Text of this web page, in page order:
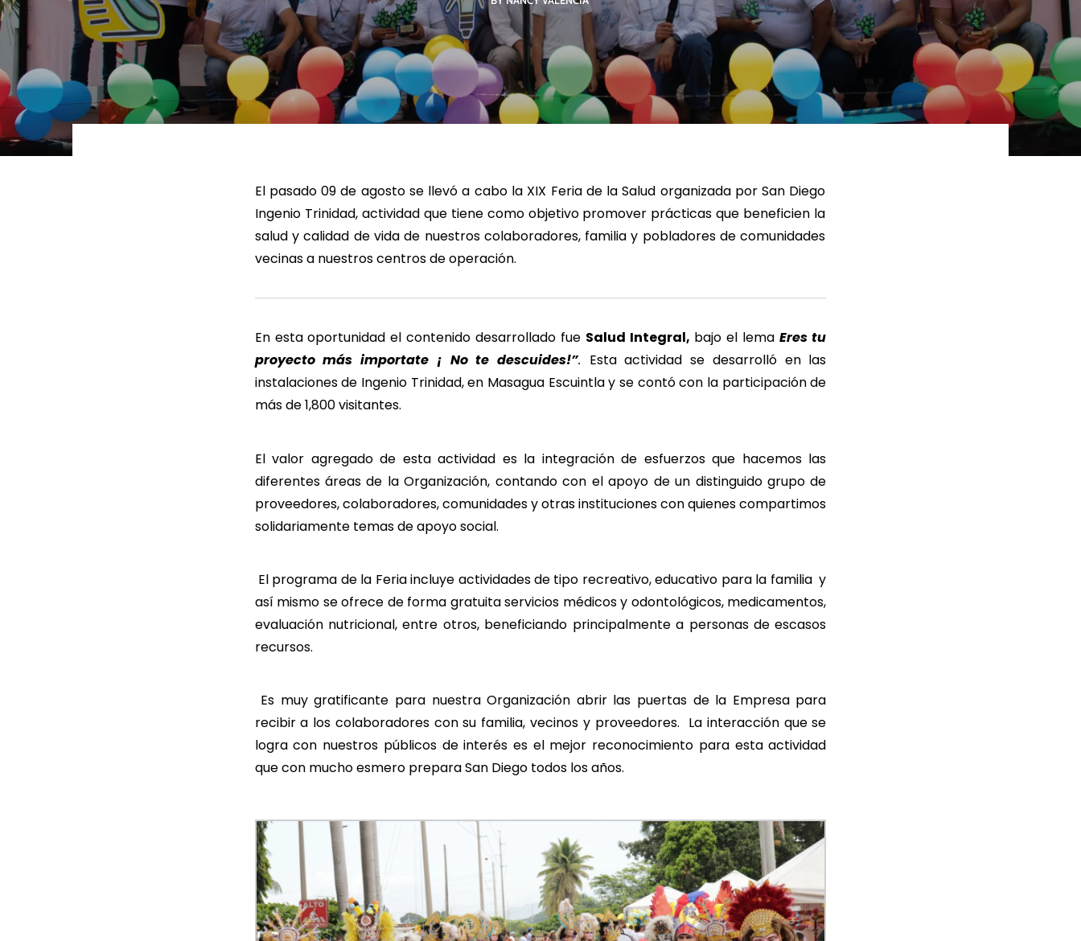
LEER MÁS LEER MÁS LEER MÁS LEER MÁS LEER MÁS
El pasado 09 de agosto se llevó a cabo la XIX Feria de la Salud organizada por San Diego
Ingenio Trinidad, actividad que tiene como objetivo promover prácticas que beneficien la
salud y calidad de vida de nuestros colaboradores, familia y pobladores de comunidades
vecinas a nuestros centros de operación.
En esta oportunidad el contenido desarrollado fue Salud Integral, bajo el lema Eres tu
proyecto más importate ¡ No te descuides!”. Esta actividad se desarrolló en las
instalaciones de Ingenio Trinidad, en Masagua Escuintla y se contó con la participación de
más de 1,800 visitantes.
El valor agregado de esta actividad es la integración de esfuerzos que hacemos las
diferentes áreas de la Organización, contando con el apoyo de un distinguido grupo de
proveedores, colaboradores, comunidades y otras instituciones con quienes compartimos
solidariamente temas de apoyo social.
El programa de la Feria incluye actividades de tipo recreativo, educativo para la familia y
así mismo se ofrece de forma gratuita servicios médicos y odontológicos, medicamentos,
evaluación nutricional, entre otros, beneficiando principalmente a personas de escasos
recursos.
Es muy gratificante para nuestra Organización abrir las puertas de la Empresa para
recibir a los colaboradores con su familia, vecinos y proveedores. La interacción que se
logra con nuestros públicos de interés es el mejor reconocimiento para esta actividad
que con mucho esmero prepara San Diego todos los años.